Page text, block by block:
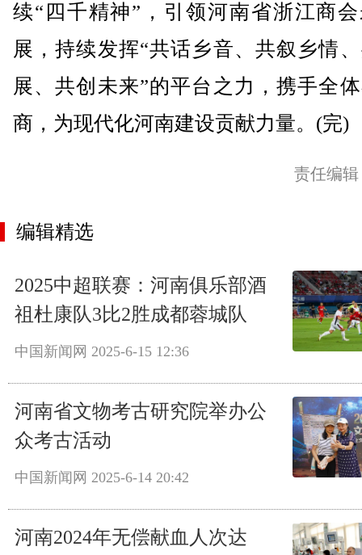
续“四千精神”，引领河南省浙江商
展，持续发挥“共话乡音、共叙乡情
展、共创未来”的平台之力，携手全
商，为现代化河南建设贡献力量。(完)
责任编
编辑精选
2025中超联赛：河南俱乐部酒
祖杜康队3比2胜成都蓉城队
中国新闻网 2025-6-15 12:36
河南省文物考古研究院举办公
众考古活动
中国新闻网 2025-6-14 20:42
河南2024年无偿献血人次达